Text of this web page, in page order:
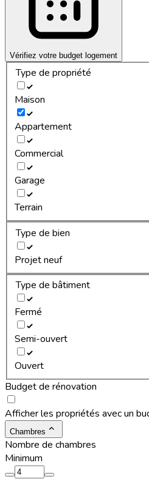
Vérifiez votre budget logement
Type de propriété
Maison
Appartement
Commercial
Garage
Terrain
Type de bien
Projet neuf
Type de bâtiment
Fermé
Semi-ouvert
Ouvert
Budget de rénovation
Afficher les propriétés avec un
Chambres
Nombre de chambres
Minimum